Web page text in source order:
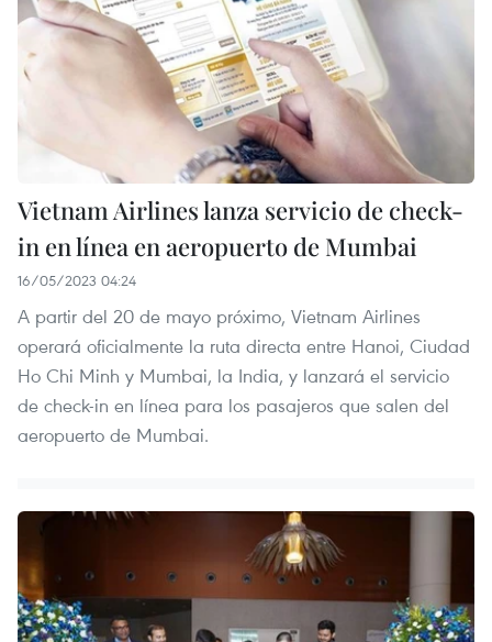
Vietnam Airlines lanza servicio de check-
in en línea en aeropuerto de Mumbai
16/05/2023 04:24
A partir del 20 de mayo próximo, Vietnam Airlines
operará oficialmente la ruta directa entre Hanoi, Ciudad
Ho Chi Minh y Mumbai, la India, y lanzará el servicio
de check-in en línea para los pasajeros que salen del
aeropuerto de Mumbai.